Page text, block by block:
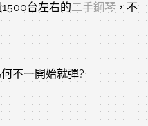
台左右的二手鋼琴，不
不一開始就彈?